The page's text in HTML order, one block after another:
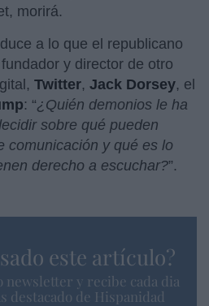
morirá.
a lo que el republicano
y director de otro
Twitter, Jack Dorsey, el
: “¿Quién demonios le ha
sobre qué pueden
comunicación y qué es lo
derecho a escuchar?”.
este artículo?
newsletter y recibe cada dia
destacado de Hispanidad